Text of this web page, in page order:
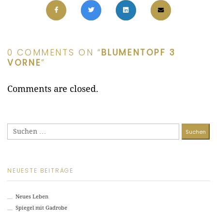
0 COMMENTS ON “BLUMENTOPF 3
VORNE”
Comments are closed.
Suchen
nach:
NEUESTE BEITRÄGE
Neues Leben
Spiegel mit Gadrobe